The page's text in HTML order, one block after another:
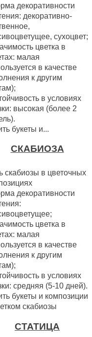
декоративности
декоративно-
сухоцвет;
цветка в
малая
в качестве
к другим
в условиях
высокая (более 2
букеты и...
СКАБИОЗА
скабиозы в цветочных
декоративности
цветка в
малая
в качестве
к другим
в условиях
средняя (5-10 дней).
букеты и композиции
скабиозы
СТАТИЦА